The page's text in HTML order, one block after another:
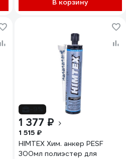
В корзину
1 377 ₽
1 515 ₽
HIMTEX Хим. анкер PESF
300мл полиэстер для